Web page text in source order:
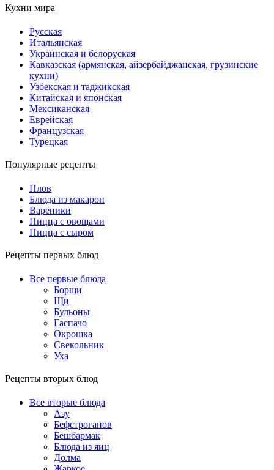
Кухни мира
Русская
Итальянская
Украинская и белоруская
Кавказская (армянская, айзербайджанская, грузинские
кухни)
Узбекская и таджикская
Китайская и японская
Мексиканская
Еврейская
Французская
Турецкая
Популярные рецепты
Плов
Блюда из макарон
Вареники
Пицца с овощами
Пицца с сыром
Рецепты первых блюд
Все первые блюда
Борщи
Щи
Бульоны
Гаспачо
Окрошка
Свекольник
Уха
Рецепты вторых блюд
Все вторые блюда
Азу
Бефстроганов
Бешбармак
Блюда из яиц
Долма